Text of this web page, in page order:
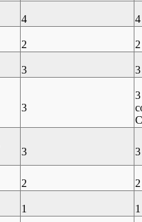
4 4
2 2
3 3
3
3 3
2 2
1 1